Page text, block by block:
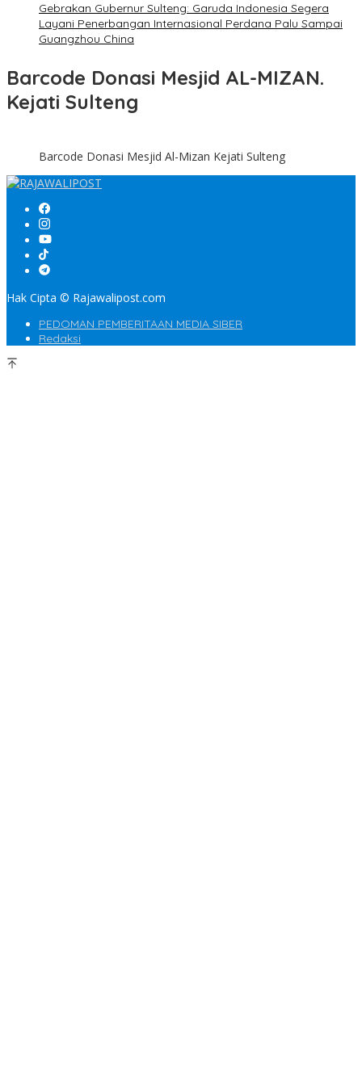
Gebrakan Gubernur Sulteng: Garuda Indonesia Segera
Layani Penerbangan Internasional Perdana Palu Sampai
Guangzhou China
Barcode Donasi Mesjid AL-MIZAN.
Kejati Sulteng
Barcode Donasi Mesjid Al-Mizan Kejati Sulteng
Hak Cipta © Rajawalipost.com
PEDOMAN PEMBERITAAN MEDIA SIBER
Redaksi